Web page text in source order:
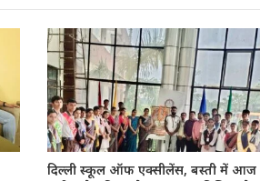
दिल्ली स्कूल ऑफ एक्सीलेंस, बस्ती में आज